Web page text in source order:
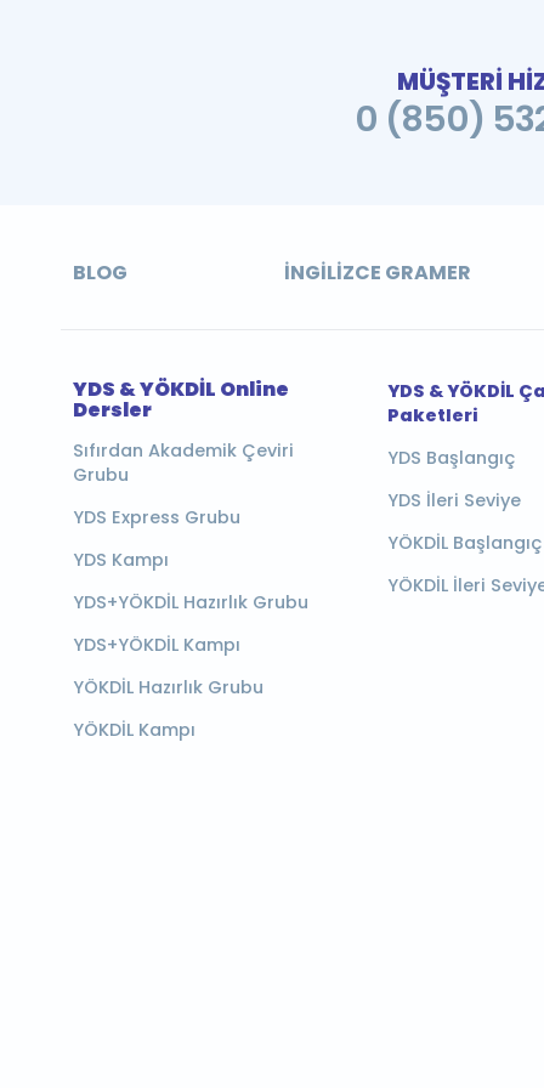
MÜŞTERİ
0 (850)
BLOG İNGILIZCE GRAMER
YDS & YÖKDİL Online
Dersler
Sıfırdan Akademik Çeviri
Grubu
YDS Express Grubu
YDS Kampı
YDS+YÖKDİL Hazırlık Grubu
YDS+YÖKDİL Kampı
YÖKDİL Hazırlık Grubu
YÖKDİL Kampı
YDS & YÖKDİL
Paketleri
YDS Başlangıç
YDS İleri Seviye
YÖKDİL Başlangıç
YÖKDİL İleri